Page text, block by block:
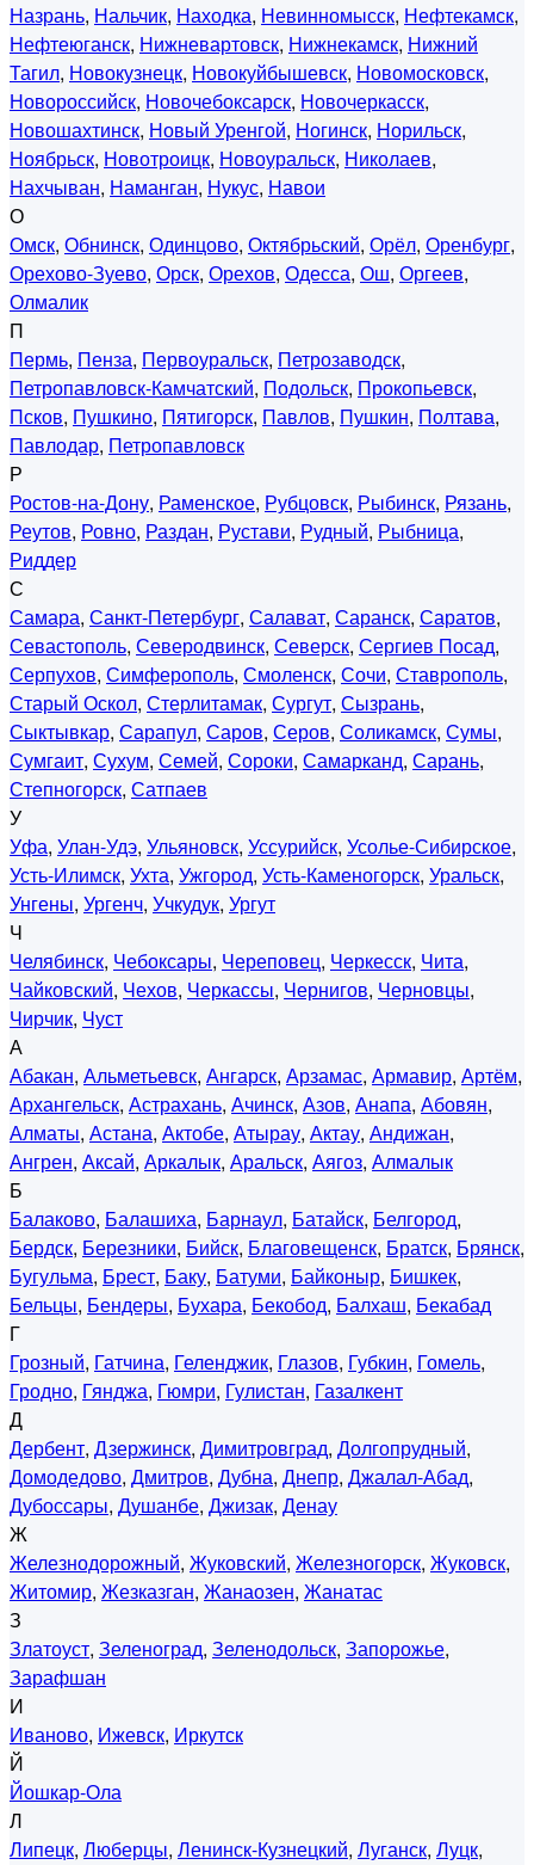
Назрань, Нальчик, Находка, Невинномысск, Нефтекамск,
Нефтеюганск, Нижневартовск, Нижнекамск, Нижний
Тагил, Новокузнецк, Новокуйбышевск, Новомосковск,
Новороссийск, Новочебоксарск, Новочеркасск,
Новошахтинск, Новый Уренгой, Ногинск, Норильск,
Ноябрьск, Новотроицк, Новоуральск, Николаев,
Нахчыван, Наманган, Нукус, Навои
О
Омск, Обнинск, Одинцово, Октябрьский, Орёл, Оренбург,
Орехово-Зуево, Орск, Орехов, Одесса, Ош, Оргеев,
Олмалик
П
Пермь, Пенза, Первоуральск, Петрозаводск,
Петропавловск-Камчатский, Подольск, Прокопьевск,
Псков, Пушкино, Пятигорск, Павлов, Пушкин, Полтава,
Павлодар, Петропавловск
Р
Ростов-на-Дону, Раменское, Рубцовск, Рыбинск, Рязань,
Реутов, Ровно, Раздан, Рустави, Рудный, Рыбница,
Риддер
С
Самара, Санкт-Петербург, Салават, Саранск, Саратов,
Севастополь, Северодвинск, Северск, Сергиев Посад,
Серпухов, Симферополь, Смоленск, Сочи, Ставрополь,
Старый Оскол, Стерлитамак, Сургут, Сызрань,
Сыктывкар, Сарапул, Саров, Серов, Соликамск, Сумы,
Сумгаит, Сухум, Семей, Сороки, Самарканд, Сарань,
Степногорск, Сатпаев
У
Уфа, Улан-Удэ, Ульяновск, Уссурийск, Усолье-Сибирское,
Усть-Илимск, Ухта, Ужгород, Усть-Каменогорск, Уральск,
Унгены, Ургенч, Учкудук, Ургут
Ч
Челябинск, Чебоксары, Череповец, Черкесск, Чита,
Чайковский, Чехов, Черкассы, Чернигов, Черновцы,
Чирчик, Чуст
А
Абакан, Альметьевск, Ангарск, Арзамас, Армавир, Артём,
Архангельск, Астрахань, Ачинск, Азов, Анапа, Абовян,
Алматы, Астана, Актобе, Атырау, Актау, Андижан,
Ангрен, Аксай, Аркалык, Аральск, Аягоз, Алмалык
Б
Балаково, Балашиха, Барнаул, Батайск, Белгород,
Бердск, Березники, Бийск, Благовещенск, Братск, Брянск,
Бугульма, Брест, Баку, Батуми, Байконыр, Бишкек,
Бельцы, Бендеры, Бухара, Бекобод, Балхаш, Бекабад
Г
Грозный, Гатчина, Геленджик, Глазов, Губкин, Гомель,
Гродно, Гянджа, Гюмри, Гулистан, Газалкент
Д
Дербент, Дзержинск, Димитровград, Долгопрудный,
Домодедово, Дмитров, Дубна, Днепр, Джалал-Абад,
Дубоссары, Душанбе, Джизак, Денау
Ж
Железнодорожный, Жуковский, Железногорск, Жуковск,
Житомир, Жезказган, Жанаозен, Жанатас
З
Златоуст, Зеленоград, Зеленодольск, Запорожье,
Зарафшан
И
Иваново, Ижевск, Иркутск
Й
Йошкар-Ола
Л
Липецк, Люберцы, Ленинск-Кузнецкий, Луганск, Луцк,